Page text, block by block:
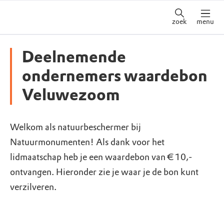
zoek menu
Deelnemende
ondernemers waardebon
Veluwezoom
Welkom als natuurbeschermer bij
Natuurmonumenten! Als dank voor het
lidmaatschap heb je een waardebon van € 10,-
ontvangen. Hieronder zie je waar je de bon kunt
verzilveren.